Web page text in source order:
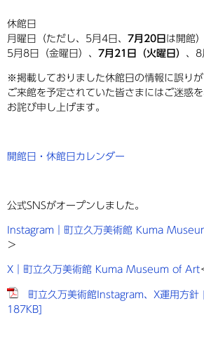
休館日
月曜日（ただし、5月4日、 7月20日 は開館
5月8日（金曜日）、 7月21日（火曜日） 、8
※掲載しておりました休館日の情報に誤りが
ご来館を予定されていた皆さまにはご迷惑
お詫び申し上げます。
開館日・休館日カレンダー
公式SNSがオープンしました。
Instagram｜町立久万美術館 Kuma
＞
X｜町立久万美術館 Kuma Museum of Art
町立久万美術館Instagram、X運用方針
187KB]